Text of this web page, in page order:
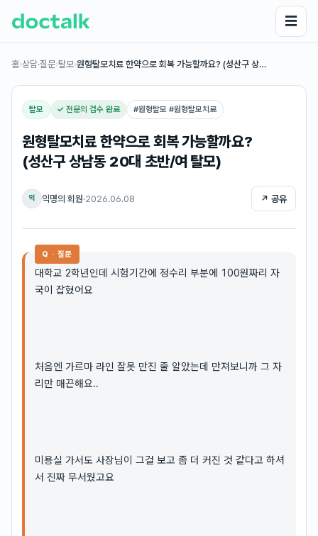
☰
홈›상담·질문›탈모›원형탈모치료 한약으로 회복 가능할까요? (성산구 상…
탈모 ✓ 전문의 검수 완료 #원형탈모 #원형탈모치료
원형탈모치료 한약으로 회복 가능할까요?
(성산구 상남동 20대 초반/여 탈모)
익 익명의 회원·2026.06.08 ↗ 공유
Q · 질문
대학교 2학년인데 시험기간에 정수리 부분에 100원짜리 자
국이 잡혔어요
처음엔 가르마 라인 잘못 만진 줄 알았는데 만져보니까 그 자
리만 매끈해요..
미용실 가서도 사장님이 그걸 보고 좀 더 커진 것 같다고 하셔
서 진짜 무서웠고요